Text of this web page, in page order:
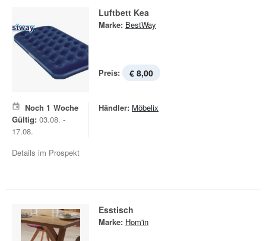
Luftbett Kea
Marke: BestWay
Preis: € 8,00
Noch 1 Woche
Gültig: 03.08. -
17.08.
Händler: Möbelix
Details im Prospekt
Esstisch
Marke: Hom'in